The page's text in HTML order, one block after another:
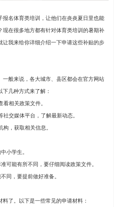
名体育类培训，让他们在炎炎夏日里也能
在很多地方都有针对体育类培训的暑期补
我来给你详细介绍一下申请这些补贴的步
般来说，各大城市、县区都会在官方网站
几种方式来了解：
相关政策文件。
交媒体平台，了解最新动态。
，获取相关信息。
小学生。
可能有所不同，要仔细阅读政策文件。
同，要提前做好准备。
了。以下是一些常见的申请材料：